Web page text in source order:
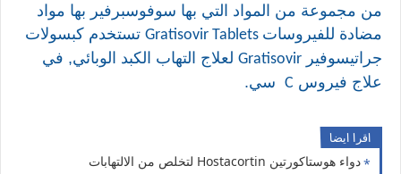
من مجموعة من المواد التي بها سوفوسبرفير بها مواد
مضادة للفيروسات Gratisovir Tablets تستخدم كبسولات
جراتيسوفير Gratisovir لعلاج التهاب الكبد الوبائي, في
علاج فيروس C سي.
اقرا ايضا
دواء هوستاكورتين Hostacortin لتخلص من الالتهابات